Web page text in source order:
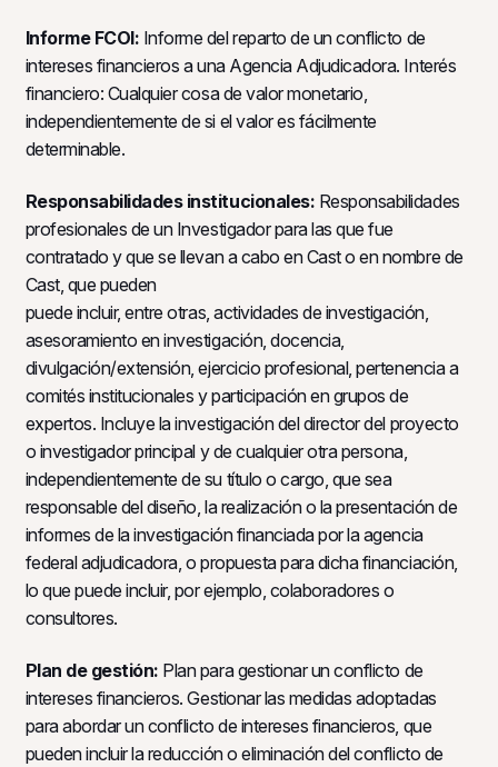
Informe FCOI: Informe del reparto de un conflicto de
intereses financieros a una Agencia Adjudicadora. Interés
financiero: Cualquier cosa de valor monetario,
independientemente de si el valor es fácilmente
determinable.
Responsabilidades institucionales: Responsabilidades
profesionales de un Investigador para las que fue
contratado y que se llevan a cabo en Cast o en nombre de
Cast, que pueden
puede incluir, entre otras, actividades de investigación,
asesoramiento en investigación, docencia,
divulgación/extensión, ejercicio profesional, pertenencia a
comités institucionales y participación en grupos de
expertos. Incluye la investigación del director del proyecto
o investigador principal y de cualquier otra persona,
independientemente de su título o cargo, que sea
responsable del diseño, la realización o la presentación de
informes de la investigación financiada por la agencia
federal adjudicadora, o propuesta para dicha financiación,
lo que puede incluir, por ejemplo, colaboradores o
consultores.
Plan de gestión: Plan para gestionar un conflicto de
intereses financieros. Gestionar las medidas adoptadas
para abordar un conflicto de intereses financieros, que
pueden incluir la reducción o eliminación del conflicto de